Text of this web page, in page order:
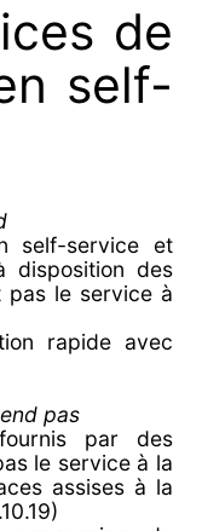
de
self-
self-service et
disposition des
pas le service à
rapide avec
pas
par des
le service à la
assises à la